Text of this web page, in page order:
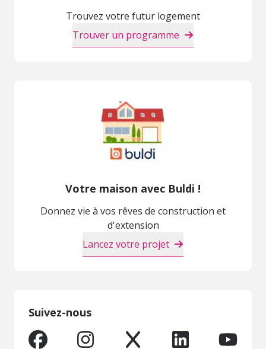
Trouvez votre futur logement
Trouver un programme
Votre maison avec Buldi !
Donnez vie à vos rêves de construction et
d'extension
Lancez votre projet
Suivez-nous